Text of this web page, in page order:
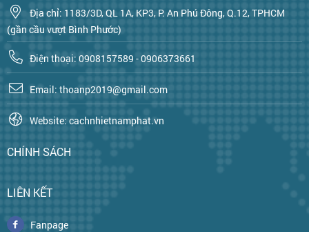
Địa chỉ: 1183/3D, QL 1A, KP3, P. An Phú Đông, Q.12, TPHCM
(gần cầu vượt Bình Phước)
Điện thoại: 0908157589 - 0906373661
Email: thoanp2019@gmail.com
Website: cachnhietnamphat.vn
CHÍNH SÁCH
LIÊN KẾT
Fanpage